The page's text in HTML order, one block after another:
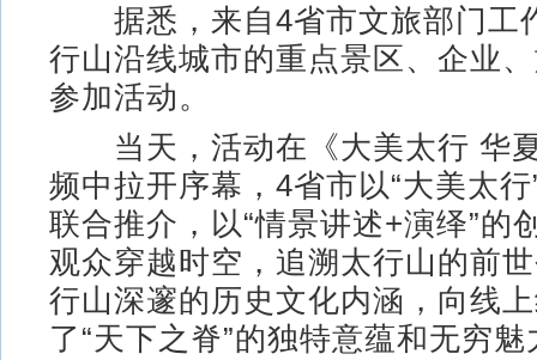
据悉，来自4省市文旅部门工
行山沿线城市的重点景区、企业
参加活动。
当天，活动在《大美太行 华
频中拉开序幕，4省市以“大美太
联合推介，以“情景讲述+演绎”的
观众穿越时空，追溯太行山的前
行山深邃的历史文化内涵，向线
了“天下之脊”的独特意蕴和无穷魅